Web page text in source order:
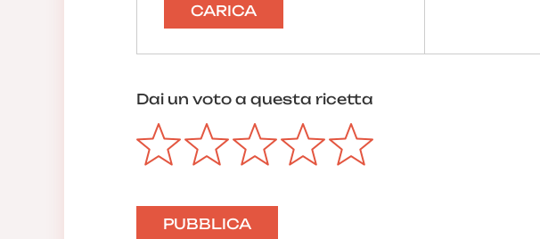
CARICA
Dai un voto a questa ricetta